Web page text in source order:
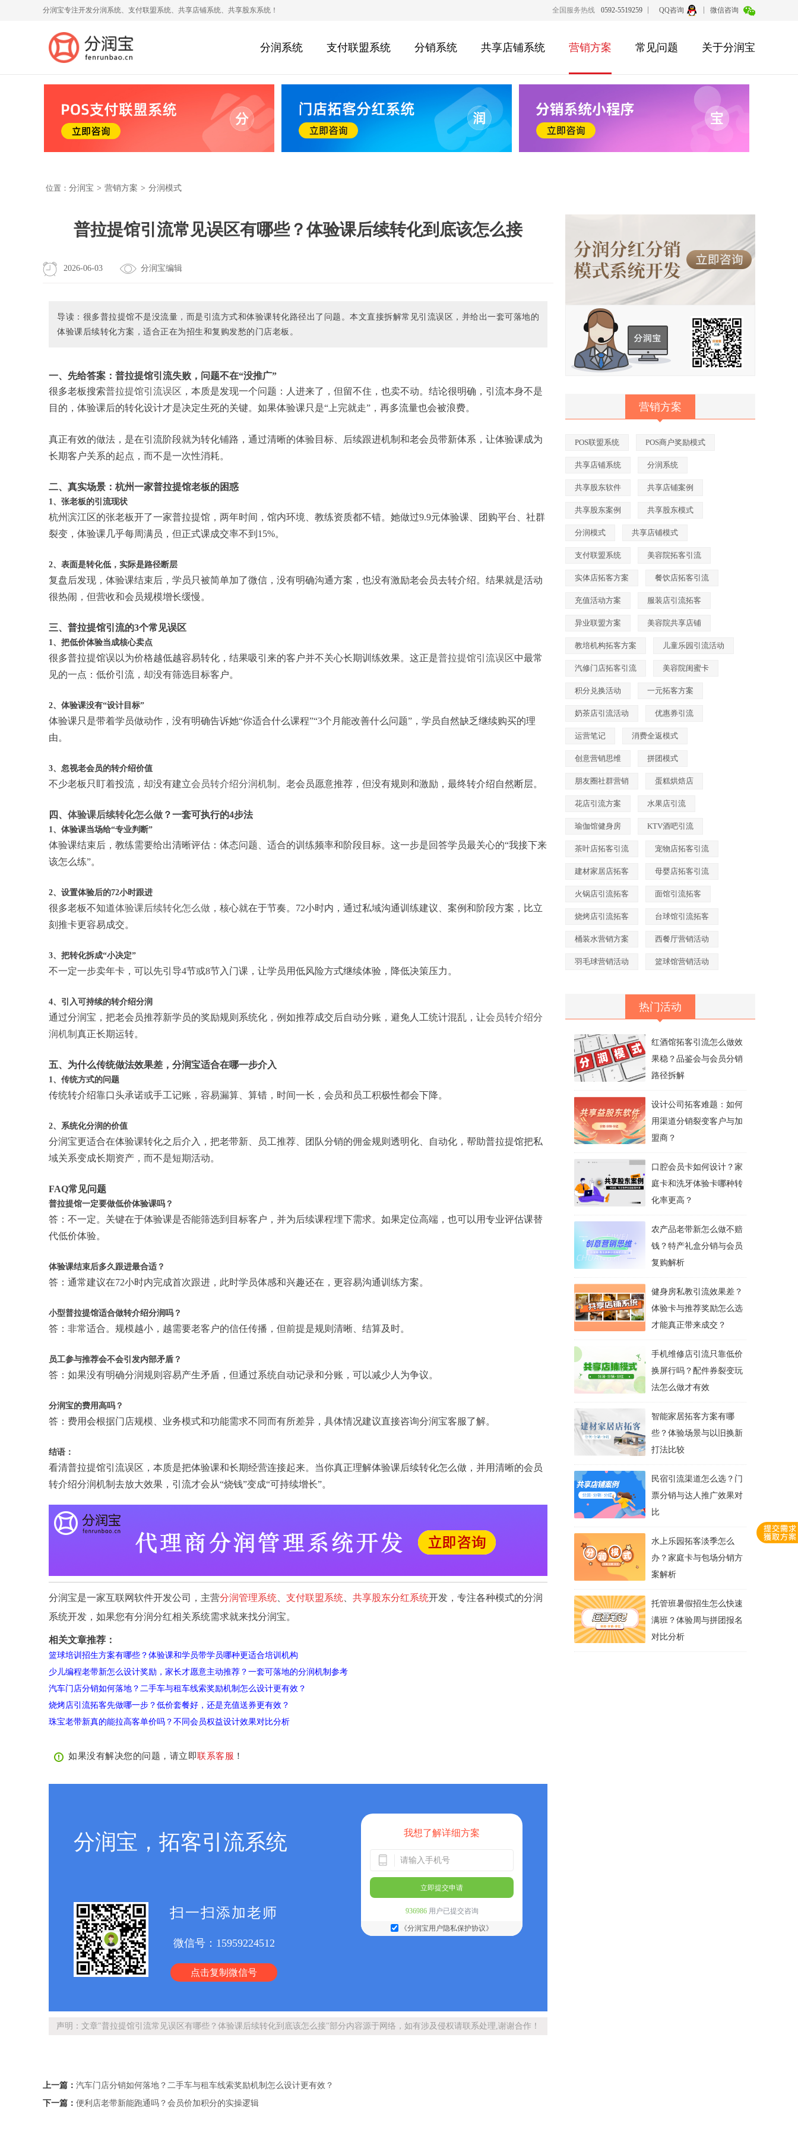
分润宝专注开发分润系统、支付联盟系统、共享店铺系统、共享股东系统！ 全国服务热线 0592-5519259 QQ咨询 微信咨询
分润系统 支付联盟系统 分销系统 共享店铺系统 营销方案 常见问题 关于分润宝
位置： 分润宝 > 营销方案 > 分润模式
普拉提馆引流常见误区有哪些？体验课后续转化到底该怎么接
2026-06-03 分润宝编辑
导读：很多普拉提馆不是没流量，而是引流方式和体验课转化路径出了问题。本文直接拆解常见引流误区，并给出一套可落地的
体验课后续转化方案，适合正在为招生和复购发愁的门店老板。
一、先给答案：普拉提馆引流失败，问题不在“没推广”
很多老板搜索普拉提馆引流误区 ，本质是发现一个问题：人进来了，但留不住，也卖不动。结论很明确，引流本身不是
目的，体验课后的转化设计才是决定生死的关键。如果体验课只是“上完就走”，再多流量也会被浪费。
真正有效的做法，是在引流阶段就为转化铺路，通过清晰的体验目标、后续跟进机制和老会员带新体系，让体验课成为
长期客户关系的起点，而不是一次性消耗。
二、真实场景：杭州一家普拉提馆老板的困惑
1、张老板的引流现状
杭州滨江区的张老板开了一家普拉提馆，两年时间，馆内环境、教练资质都不错。她做过9.9元体验课、团购平台、社群
裂变，体验课几乎每周满员，但正式课成交率不到15%。
2、表面是转化低，实际是路径断层
复盘后发现，体验课结束后，学员只被简单加了微信，没有明确沟通方案，也没有激励老会员去转介绍。结果就是活动
很热闹，但营收和会员规模增长缓慢。
三、普拉提馆引流的3个常见误区
1、把低价体验当成核心卖点
很多普拉提馆误以为价格越低越容易转化，结果吸引来的客户并不关心长期训练效果。这正是普拉提馆引流误区中最常
见的一点：低价引流，却没有筛选目标客户。
2、体验课没有“设计目标”
体验课只是带着学员做动作，没有明确告诉她“你适合什么课程”“3个月能改善什么问题”，学员自然缺乏继续购买的理
由。
3、忽视老会员的转介绍价值
不少老板只盯着投流，却没有建立会员转介绍分润机制 。老会员愿意推荐，但没有规则和激励，最终转介绍自然断层。
四、 体验课后续转化怎么做 ？一套可执行的4步法
1、体验课当场给“专业判断”
体验课结束后，教练需要给出清晰评估：体态问题、适合的训练频率和阶段目标。这一步是回答学员最关心的“我接下来
该怎么练”。
2、设置体验后的72小时跟进
很多老板不知道体验课后续转化怎么做 ，核心就在于节奏。72小时内，通过私域沟通训练建议、案例和阶段方案，比立
刻推卡更容易成交。
3、把转化拆成“小决定”
不一定一步卖年卡，可以先引导4节或8节入门课，让学员用低风险方式继续体验，降低决策压力。
4、引入可持续的转介绍分润
通过分润宝，把老会员推荐新学员的奖励规则系统化，例如推荐成交后自动分账，避免人工统计混乱，让会员转介绍分
润机制 真正长期运转。
五、为什么传统做法效果差，分润宝适合在哪一步介入
1、传统方式的问题
传统转介绍靠口头承诺或手工记账，容易漏算、算错，时间一长，会员和员工积极性都会下降。
2、系统化分润的价值
分润宝更适合在体验课转化之后介入，把老带新、员工推荐、团队分销的佣金规则透明化、自动化，帮助普拉提馆把私
域关系变成长期资产，而不是短期活动。
FAQ常见问题
普拉提馆一定要做低价体验课吗？
答：不一定。关键在于体验课是否能筛选到目标客户，并为后续课程埋下需求。如果定位高端，也可以用专业评估课替
代低价体验。
体验课结束后多久跟进最合适？
答：通常建议在72小时内完成首次跟进，此时学员体感和兴趣还在，更容易沟通训练方案。
小型普拉提馆适合做转介绍分润吗？
答：非常适合。规模越小，越需要老客户的信任传播，但前提是规则清晰、结算及时。
员工参与推荐会不会引发内部矛盾？
答：如果没有明确分润规则容易产生矛盾，但通过系统自动记录和分账，可以减少人为争议。
分润宝的费用高吗？
答：费用会根据门店规模、业务模式和功能需求不同而有所差异，具体情况建议直接咨询分润宝客服了解。
结语：
看清普拉提馆引流误区，本质是把体验课和长期经营连接起来。当你真正理解体验课后续转化怎么做，并用清晰的会员
转介绍分润机制去放大效果，引流才会从“烧钱”变成“可持续增长”。
分润宝是一家互联网软件开发公司，主营分润管理系统 支付联盟系统 共享股东分红系统开发，专注各种模式的分润
系统开发，如果您有分润分红相关系统需求就来找分润宝。
相关文章推荐：
篮球培训招生方案有哪些？体验课和学员带学员哪种更适合培训机构
少儿编程老带新怎么设计奖励，家长才愿意主动推荐？一套可落地的分润机制参考
汽车门店分销如何落地？二手车与租车线索奖励机制怎么设计更有效？
烧烤店引流拓客先做哪一步？低价套餐好，还是充值送券更有效？
珠宝老带新真的能拉高客单价吗？不同会员权益设计效果对比分析
如果没有解决您的问题，请立即联系客服 ！
分润宝，拓客引流系统
扫一扫添加老师
微信号： 15959224512
点击复制微信号
我想了解详细方案
立即提交申请
936986用户已提交咨询
《分润宝用户隐私保护协议》
声明：文章"普拉提馆引流常见误区有哪些？体验课后续转化到底该怎么接"部分内容源于网络，如有涉及侵权请联系处理,谢谢合作！
营销方案
POS联盟系统 POS商户奖励模式
共享店铺系统 分润系统
共享股东软件 共享店铺案例
共享股东案例 共享股东模式
分润模式 共享店铺模式
支付联盟系统 美容院拓客引流
实体店拓客方案 餐饮店拓客引流
充值活动方案 服装店引流拓客
异业联盟方案 美容院共享店铺
教培机构拓客方案 儿童乐园引流活动
汽修门店拓客引流 美容院闺蜜卡
积分兑换活动 一元拓客方案
奶茶店引流活动 优惠券引流
运营笔记 消费全返模式
创意营销思维 拼团模式
朋友圈社群营销 蛋糕烘焙店
花店引流方案 水果店引流
瑜伽馆健身房 KTV酒吧引流
茶叶店拓客引流 宠物店拓客引流
建材家居店拓客 母婴店拓客引流
火锅店引流拓客 面馆引流拓客
烧烤店引流拓客 台球馆引流拓客
桶装水营销方案 西餐厅营销活动
羽毛球营销活动 篮球馆营销活动
热门活动
红酒馆拓客引流怎么做效
果稳？品鉴会与会员分销
路径拆解
设计公司拓客难题：如何
用渠道分销裂变客户与加
盟商？
口腔会员卡如何设计？家
庭卡和洗牙体验卡哪种转
化率更高？
农产品老带新怎么做不赔
钱？特产礼盒分销与会员
复购解析
健身房私教引流效果差？
体验卡与推荐奖励怎么选
才能真正带来成交？
手机维修店引流只靠低价
换屏行吗？配件券裂变玩
法怎么做才有效
智能家居拓客方案有哪
些？体验场景与以旧换新
打法比较
民宿引流渠道怎么选？门
票分销与达人推广效果对
比
水上乐园拓客淡季怎么
办？家庭卡与包场分销方
案解析
托管班暑假招生怎么快速
满班？体验周与拼团报名
对比分析
上一篇： 汽车门店分销如何落地？二手车与租车线索奖励机制怎么设计更有效？
下一篇： 便利店老带新能跑通吗？会员价加积分的实操逻辑